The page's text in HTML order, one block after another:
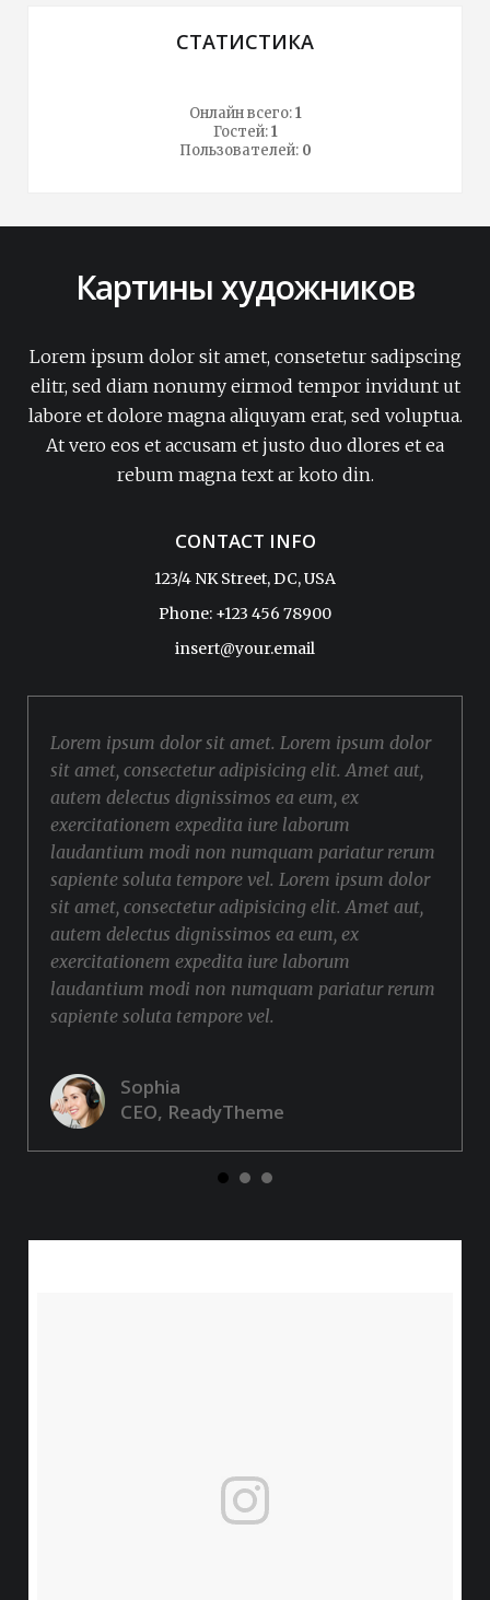
СТАТИСТИКА
Онлайн всего:1
Гостей:1
Пользователей: 0
Картины художников
Lorem ipsum dolor sit amet, consetetur sadipscing
elitr, sed diam nonumy eirmod tempor invidunt ut
labore et dolore magna aliquyam erat, sed voluptua.
At vero eos et accusam et justo duo dlores et ea
rebum magna text ar koto din.
CONTACT INFO
123/4 NK Street, DC, USA
Phone: +123 456 78900
insert@your.email
Lorem ipsum dolor sit amet. Lorem ipsum dolor
sit amet, consectetur adipisicing elit. Amet aut,
autem delectus dignissimos ea eum, ex
exercitationem expedita iure laborum
laudantium modi non numquam pariatur rerum
sapiente soluta tempore vel. Lorem ipsum dolor
sit amet, consectetur adipisicing elit. Amet aut,
autem delectus dignissimos ea eum, ex
exercitationem expedita iure laborum
laudantium modi non numquam pariatur rerum
sapiente soluta tempore vel.
Sophia
CEO, ReadyTheme